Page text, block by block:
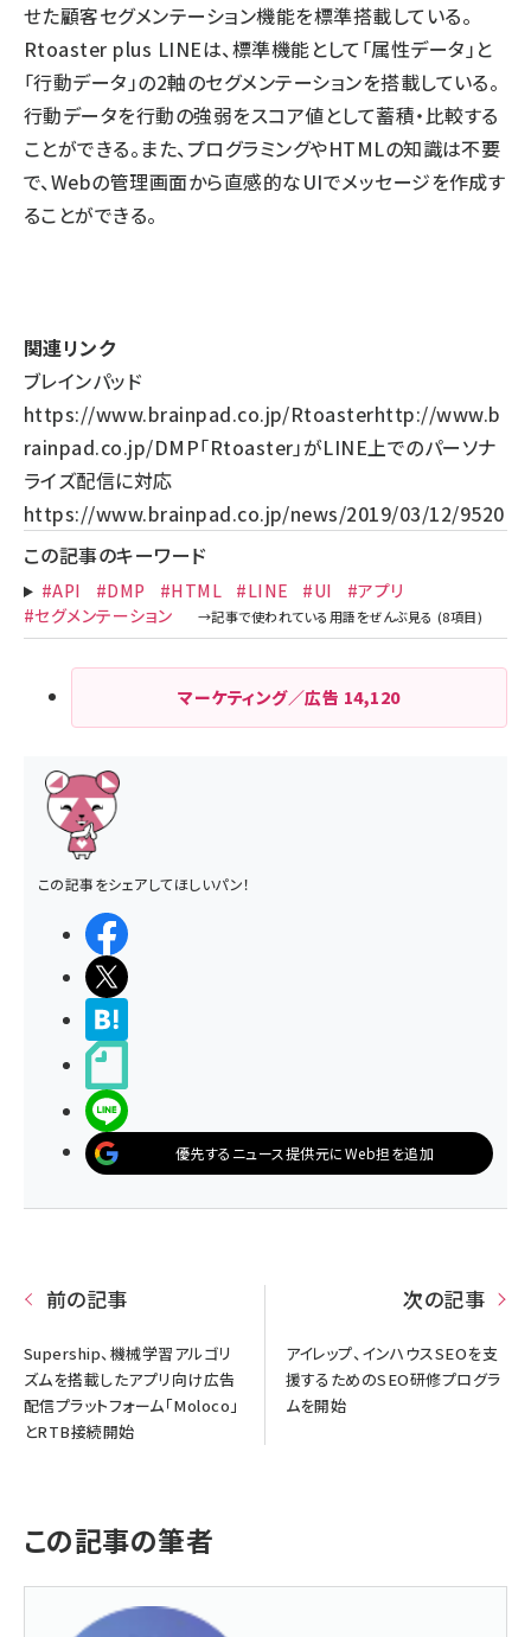
せた顧客セグメンテーション機能を標準搭載している。
Rtoaster plus LINEは、標準機能として「属性データ」と
「行動データ」の2軸のセグメンテーションを搭載している。
行動データを行動の強弱をスコア値として蓄積・比較する
ことができる。また、プログラミングやHTMLの知識は不要
で、Webの管理画面から直感的なUIでメッセージを作成す
ることができる。
関連リンク
ブレインパッド
https://www.brainpad.co.jp/Rtoasterhttp://www.b
rainpad.co.jp/DMP「Rtoaster」がLINE上でのパーソナ
ライズ配信に対応
https://www.brainpad.co.jp/news/2019/03/12/9520
この記事のキーワード
#API #DMP #HTML #LINE #UI
#アプリ
#セグメンテーション
マーケティング／広告 14,120
この記事をシェアしてほしいパン！
優先するニュース提供元にWeb担を追加
前の記事
Supership、機械学習アルゴリ
ズムを搭載したアプリ向け広告
配信プラットフォーム「Moloco」
とRTB接続開始
次の記事
アイレップ、インハウスSEOを支
援するためのSEO研修プログラ
ムを開始
この記事の筆者